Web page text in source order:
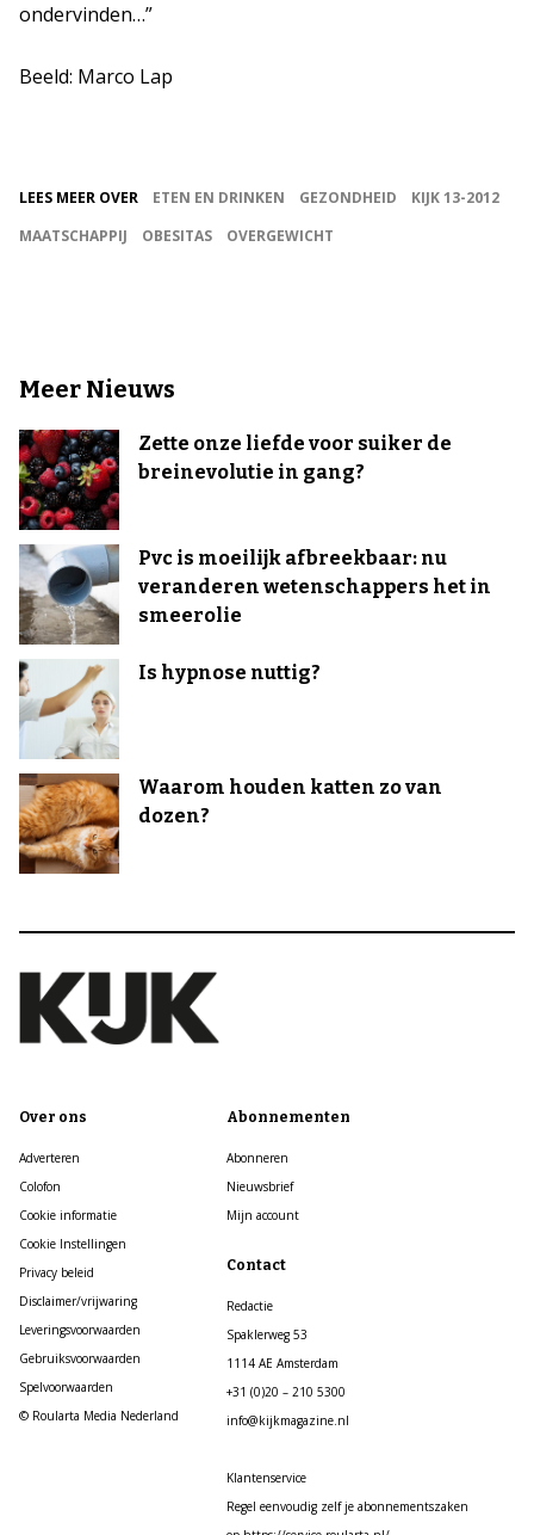
ondervinden…”
Beeld: Marco Lap
LEES MEER OVER ETEN EN DRINKEN GEZONDHEID
KIJK 13-2012
MAATSCHAPPIJ
OBESITAS OVERGEWICHT
Meer Nieuws
Zette onze liefde voor suiker de
breinevolutie in gang?
Pvc is moeilijk afbreekbaar: nu
veranderen wetenschappers het in
smeerolie
Is hypnose nuttig?
Waarom houden katten zo van
dozen?
Over ons
Adverteren
Colofon
Cookie informatie
Cookie Instellingen
Privacy beleid
Disclaimer/vrijwaring
Leveringsvoorwaarden
Gebruiksvoorwaarden
Spelvoorwaarden
© Roularta Media Nederland
Abonnementen
Abonneren
Nieuwsbrief
Mijn account
Contact
Redactie
Spaklerweg 53
1114 AE Amsterdam
+31 (0)20 – 210 5300
info@kijkmagazine.nl
Klantenservice
Regel eenvoudig zelf je abonnementszaken